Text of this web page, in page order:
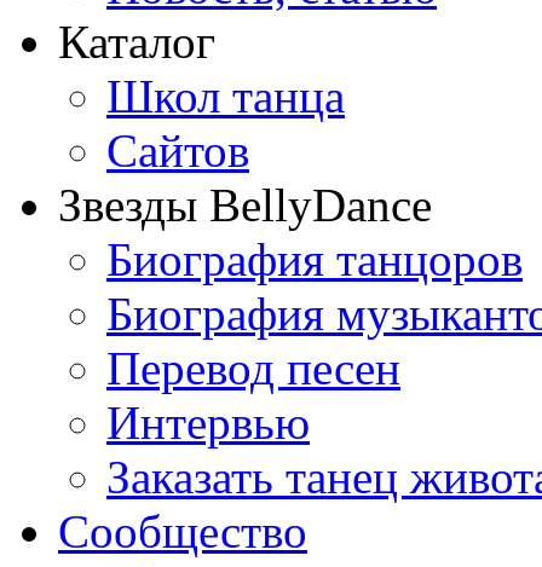
Каталог
Школ танца
Сайтов
Звезды BellyDance
Биография танцоров
Биография
Перевод песен
Интервью
Заказать танец
Сообщество